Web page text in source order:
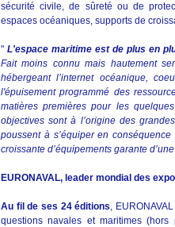
sécurité civile, de sûreté ou de
espaces océaniques, supports de
"L'espace maritime est de plus en
Fait moins connu mais hautement
hébergeant l’internet océanique,
l'épuisement programmé des
matières premières pour les
objectives sont à l’origine des
poussent à s’équiper en
croissante d’équipements garante
EURONAVAL, leader mondial des
Au fil de ses 24 éditions,
questions navales et maritimes